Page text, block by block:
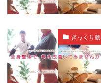
ぎっくり腰